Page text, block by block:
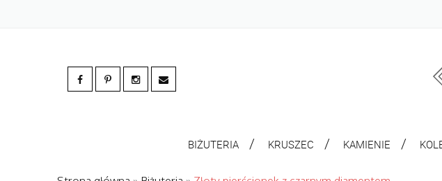
BIŻUTERIA KRUSZEC KAMIENIE